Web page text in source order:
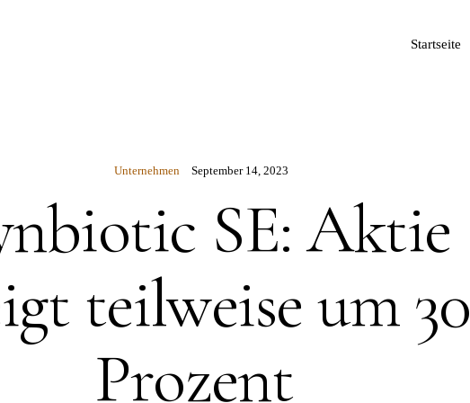
Startseite
Unternehmen September 14, 2023
SE: Aktie
teilweise um 30
Prozent